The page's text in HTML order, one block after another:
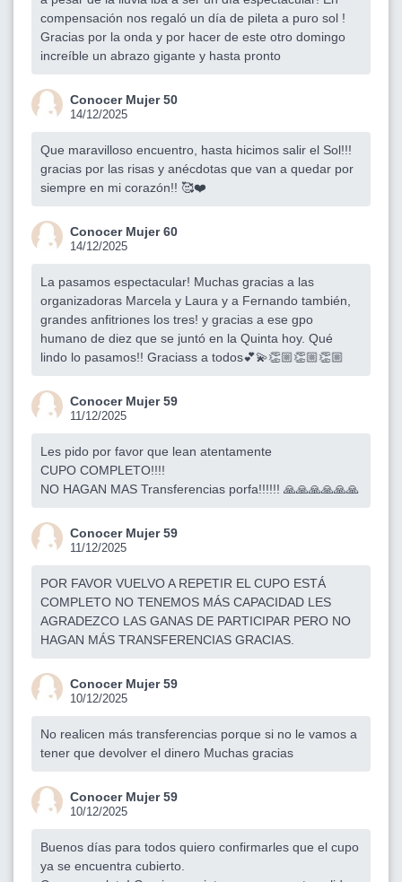
compensación nos regaló un día de pileta a puro sol !
Gracias por la onda y por hacer de este otro domingo
increíble un abrazo gigante y hasta pronto
Conocer Mujer 50
14/12/2025
Que maravilloso encuentro, hasta hicimos salir el Sol!!!
gracias por las risas y anécdotas que van a quedar por
siempre en mi corazón!! 🥰❤️
Conocer Mujer 60
14/12/2025
La pasamos espectacular! Muchas gracias a las
organizadoras Marcela y Laura y a Fernando también,
grandes anfitriones los tres! y gracias a ese gpo
humano de diez que se juntó en la Quinta hoy. Qué
lindo lo pasamos!! Graciass a todos💕💫👏🏼👏🏼👏🏼
Conocer Mujer 59
11/12/2025
Les pido por favor que lean atentamente
CUPO COMPLETO!!!!
NO HAGAN MAS Transferencias porfa!!!!!! 🙏🙏🙏🙏🙏🙏
Conocer Mujer 59
11/12/2025
POR FAVOR VUELVO A REPETIR EL CUPO ESTÁ
COMPLETO NO TENEMOS MÁS CAPACIDAD LES
AGRADEZCO LAS GANAS DE PARTICIPAR PERO NO
HAGAN MÁS TRANSFERENCIAS GRACIAS.
Conocer Mujer 59
10/12/2025
No realicen más transferencias porque si no le vamos a
tener que devolver el dinero Muchas gracias
Conocer Mujer 59
10/12/2025
Buenos días para todos quiero confirmarles que el cupo
ya se encuentra cubierto.